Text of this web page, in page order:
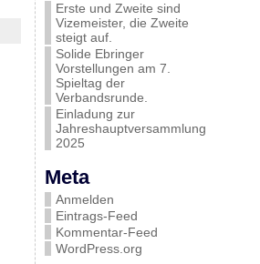
Erste und Zweite sind
Vizemeister, die Zweite
steigt auf.
Solide Ebringer
Vorstellungen am 7.
Spieltag der
Verbandsrunde.
Einladung zur
Jahreshauptversammlung
2025
Meta
Anmelden
Eintrags-Feed
Kommentar-Feed
WordPress.org